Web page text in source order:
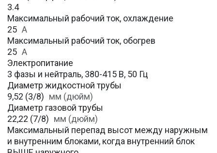
3.4
Максимальный рабочий ток, охлаждение
25 A
Максимальный рабочий ток, обогрев
25 А
Электропитание
3 фазы и нейтраль, 380-415 В, 50 Гц
Диаметр жидкостной трубы
9,52 (3/8) мм (дюйм)
Диаметр газовой трубы
22,22 (7/8) мм (дюйм)
Максимальный перепад высот между наружным
и внутренним блоками, когда внутренний блок